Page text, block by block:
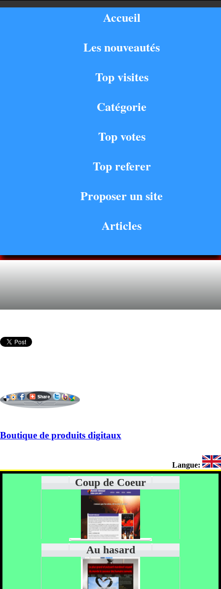
Accueil
Les nouveautés
Top visites
Catégorie
Top votes
Top referer
Proposer un site
Articles
Boutique de produits digitaux
Langue:
Coup de Coeur
Au hasard